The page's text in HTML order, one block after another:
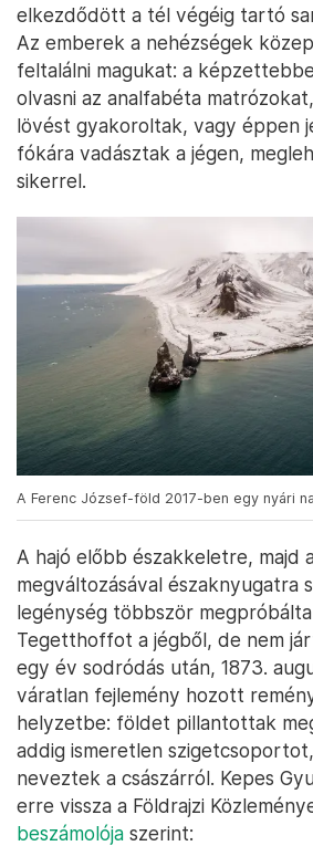
elkezdődött a tél végéig tartó
Az emberek a nehézségek
feltalálni magukat: a
olvasni az analfabéta
lövést gyakoroltak, vagy éppen
fókára vadásztak a jégen,
sikerrel.
A Ferenc József-föld 2017-ben egy nyári
A hajó előbb északkeletre, majd
megváltozásával északnyugatra
legénység többször
Tegetthoffot a jégből, de nem
egy év sodródás után, 1873.
váratlan fejlemény hozott
helyzetbe: földet pillantottak
addig ismeretlen
neveztek a császárról. Kepes
erre vissza a Földrajzi
beszámolója szerint: